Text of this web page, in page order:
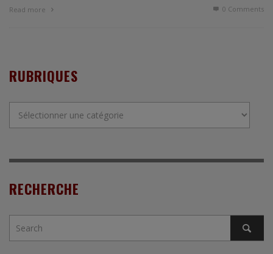
Read more 0 Comments
RUBRIQUES
RECHERCHE